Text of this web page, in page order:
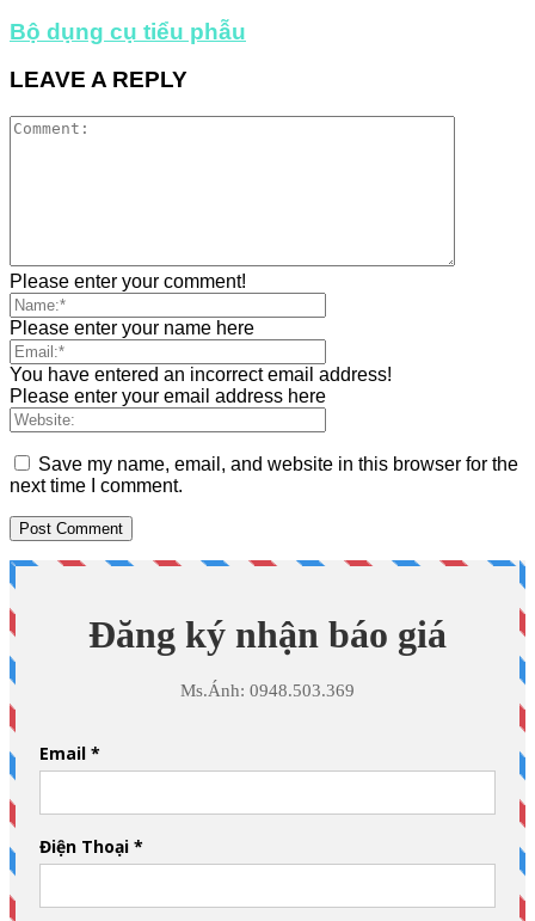
Bộ dụng cụ tiểu phẫu
LEAVE A REPLY
Please enter your comment!
Please enter your name here
You have entered an incorrect email address!
Please enter your email address here
Save my name, email, and website in this browser for the
next time I comment.